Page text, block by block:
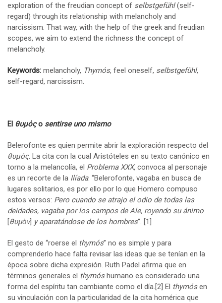
exploration of the freudian concept of selbstgefühl(self-
regard) through its relationship with melancholy and
narcissism. That way, with the help of the greek and freudian
scopes, we aim to extend the richness the concept of
melancholy.
Keywords: melancholy, Thymós, feel oneself, selbstgefühl,
self-regard, narcissism.
El θυμόςo sentirse uno mismo
Belerofonte es quien permite abrir la exploración respecto del
θυμός. La cita con la cual Aristóteles en su texto canónico en
torno a la melancolía, el Problema XXX, convoca al personaje
es un recorte de la Ilíada: “Belerofonte, vagaba en busca de
lugares solitarios, es por ello por lo que Homero compuso
estos versos: Pero cuando se atrajo el odio de todas las
deidades, vagaba por los campos de Ale, royendo su ánimo
[θυμὸν] y aparatándose de los hombres”. [1]
El gesto de “roerse el thymós” no es simple y para
comprenderlo hace falta revisar las ideas que se tenían en la
época sobre dicha expresión. Ruth Padel afirma que en
términos generales el thymóshumano es considerado una
forma del espíritu tan cambiante como el día.[2] El thymósen
su vinculación con la particularidad de la cita homérica que